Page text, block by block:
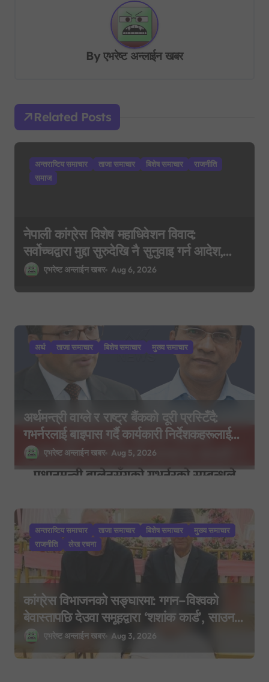
a
t
i
Byएभरेष्ट अन्लाईन खबर
Related Posts
अन्तराष्टिय समाचार ताजा समाचार बिशेष समाचार
राजनीति
समाज
नेपाली कांग्रेस विशेष महाधिवेशन विवाद:
सर्वोच्चद्वारा मुद्दा सुरुदेखि नै सुनुवाइ गर्न आदेश,
पुरानो फैसला पुनरावलोकन हुने
एभरेष्ट अन्लाईन खबर Aug 6, 2026
अर्थ ताजा समाचार बिशेष समाचार मुख्य समाचार
अर्थमन्त्री वाग्ले र राष्ट्र बैंकको दूरी प्रस्टिँदै:
गभर्नरलाई बाइपास गर्दै कार्यकारी निर्देशकहरूलाई
मन्त्रालय बोलाइयो
एभरेष्ट अन्लाईन खबर Aug 5, 2026
अन्तराष्टिय समाचार ताजा समाचार बिशेष समाचार
मुख्य समाचार
राजनीति
लेख रचना
कांग्रेस विभाजनको सङ्घारमा: गगन–विश्वको
बेवास्तापछि देउवा समूहद्वारा ‘शशांक कार्ड’, साउन
२९ मा नयाँ राजनीतिक यात्राको घोषणा तयारी!
एभरेष्ट अन्लाईन खबर Aug 3, 2026